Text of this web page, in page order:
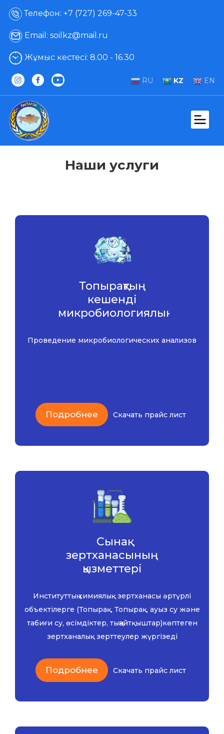
Телефон: +7 (727) 269-47-33
Email: soilkz@mail.ru
Жұмыс кестесі: 8.00 - 16.30
RU KZ EN
Наши услуги
Топырақтың
кешенді
микробиологиялық
Проведение микробиологических анализов
Подробнее Скачать прайс лист
Сынақ
зертханасының
қызметтері
Институттың химиялық зертханасы әртүрлі
объектілерге (Топырақ, Топырақ, ауыз су және
табиғи су, өсімдіктер, тыңайтқыштар)көптеген
зертханалық зерттеулер жүргізеді
Подробнее Скачать прайс лист